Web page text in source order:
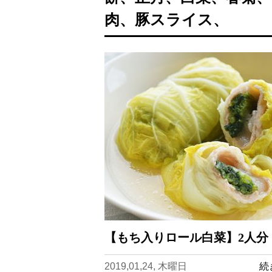
肉、豚スライス、
【もち入りロール白菜】2人分
2019,01,24, 木曜日 続